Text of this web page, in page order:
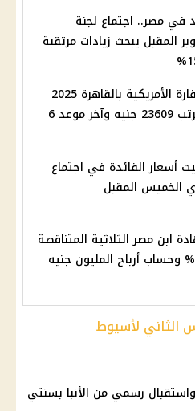
في مصر.. اجتماع لجنة
المقبل يبحث زيادات مرتقبة
وظائف السفارة الأمريكية بالقاهرة 2025
لسائقين بمرتب 23609 جنيه وآخر موعد 6
أسعار الفائدة في اجتماع
الخميس المقبل
ابن مصر الثلاثية المتناقصة
الثاني لأسيوط
رسمي من الأنبا بسنتي